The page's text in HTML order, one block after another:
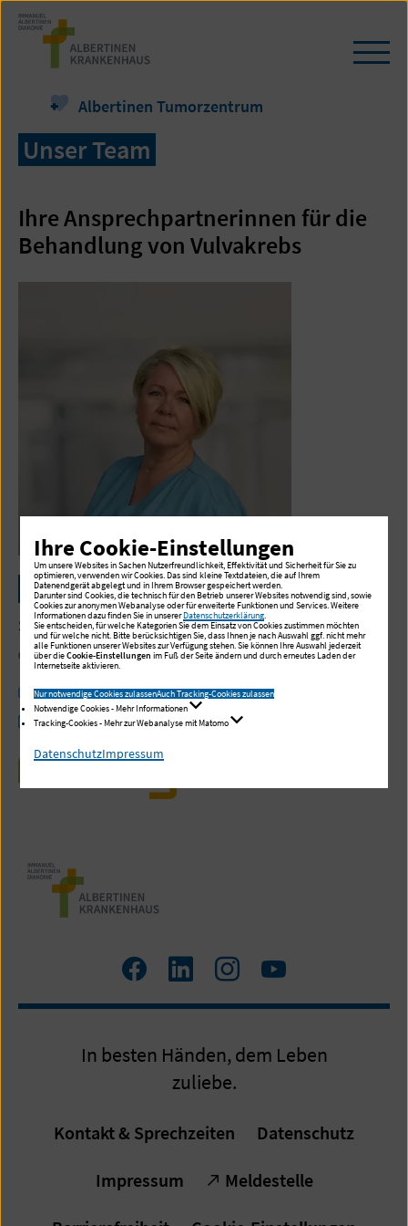
Zum
Seiteninhalt
springen
Albertinen Tumorzentrum
Unser Team
Ihre Ansprechpartnerinnen für die
Behandlung von Vulvakrebs
Christiane Krümmel
Study Nurse, Onko Nurse, Albertinen Tumorzentrum
Telefon:
+49 40 55 88-6954
Fax:
+49 40 55 88-2912
E-Mail schreiben
Facebook
LinkedInInstagram
Youtube
In besten Händen, dem Leben
zuliebe.
Kontakt & Sprechzeiten Datenschutz
Impressum Meldestelle
Ihre Cookie-Einstellungen
Um unsere Websites in Sachen Nutzerfreundlichkeit, Effektivität und Sicherheit für Sie zu
optimieren, verwenden wir Cookies. Das sind kleine Textdateien, die auf Ihrem
Datenendgerät abgelegt und in Ihrem Browser gespeichert werden.
Darunter sind Cookies, die technisch für den Betrieb unserer Websites notwendig sind, sowie
Cookies zur anonymen Webanalyse oder für erweiterte Funktionen und Services. Weitere
Informationen dazu finden Sie in unsererDatenschutzerklärung.
Sie entscheiden, für welche Kategorien Sie dem Einsatz von Cookies zustimmen möchten
und für welche nicht. Bitte berücksichtigen Sie, dass Ihnen je nach Auswahl ggf. nicht mehr
alle Funktionen unserer Websites zur Verfügung stehen. Sie können Ihre Auswahl jederzeit
über dieCookie-Einstellungen im Fuß der Seite ändern und durch erneutes Laden der
Internetseite aktivieren.
Nur notwendige Cookies zulassenAuch Tracking-Cookies zulassen
Notwendige Cookies - Mehr Informationen
Tracking-Cookies - Mehr zur Webanalyse mit Matomo
DatenschutzImpressum